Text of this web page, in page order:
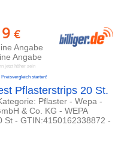
€
Angabe
Angabe
jetzt höher sein
Preisvergleich starten!
Pflasterstrips 20 St.
Pflaster - Wepa -
& Co. KG - WEPA
St - GTIN:4150162338872 -